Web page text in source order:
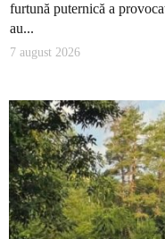
furtună puternică a
au...
7 august 2026